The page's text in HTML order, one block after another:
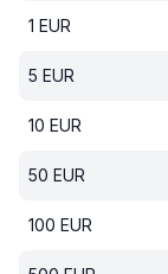
1 EUR
5 EUR
10 EUR
50 EUR
100 EUR